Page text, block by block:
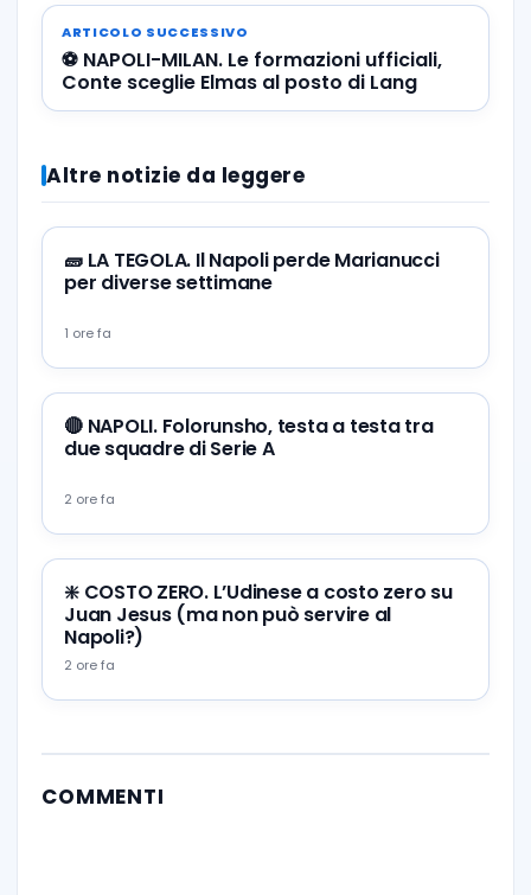
ARTICOLO SUCCESSIVO
⚽️ NAPOLI-MILAN. Le formazioni ufficiali,
Conte sceglie Elmas al posto di Lang
Altre notizie da leggere
🧱 LA TEGOLA. Il Napoli perde Marianucci
per diverse settimane
1 ore fa
🔴 NAPOLI. Folorunsho, testa a testa tra
due squadre di Serie A
2 ore fa
❇️ COSTO ZERO. L’Udinese a costo zero su
Juan Jesus (ma non può servire al
Napoli?)
2 ore fa
COMMENTI